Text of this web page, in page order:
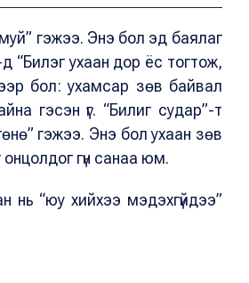
гэжээ. Энэ бол эд баялаг
д “Билэг ухаан дор ёс тогтож,
бол: ухамсар зөв байвал
гэсэн үг. “Билиг судар”-т
гэжээ. Энэ бол ухаан зөв
гүн санаа юм.
нь “юу хийхээ мэдэхгүйдээ”